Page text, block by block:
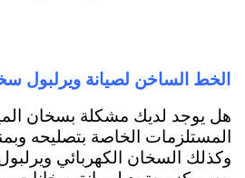
الخط الساخن لصيانة
هل يوجد لديك مشكلة بسخان
المستلزمات الخاصة بتصليحه
وكذلك السخان الكهربائي